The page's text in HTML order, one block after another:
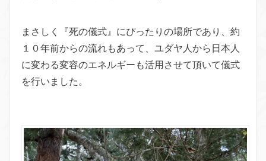
まさしく『死の儀式』にぴったりの場所であり、約
１０年前からの流れもあって、ユダヤ人から日本人
に変わる変容のエネルギーも活用させて頂いて儀式
を行いました。